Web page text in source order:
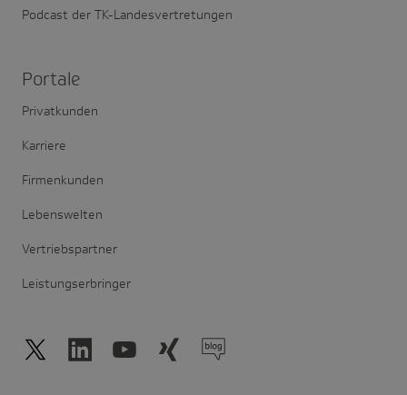
Podcast der TK-Landesvertretungen
Portale
Privatkunden
Karriere
Firmenkunden
Lebenswelten
Vertriebspartner
Leistungserbringer